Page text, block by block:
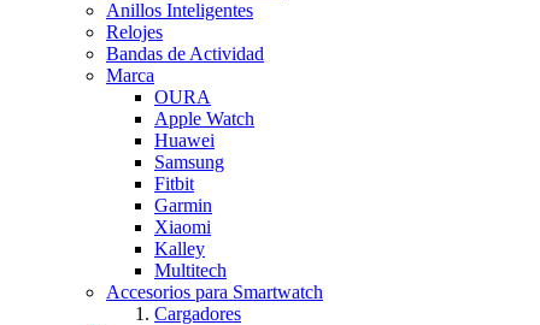
Anillos Inteligentes
Relojes
Bandas de Actividad
Marca
OURA
Apple Watch
Huawei
Samsung
Fitbit
Garmin
Xiaomi
Kalley
Multitech
Accesorios para Smartwatch
Cargadores